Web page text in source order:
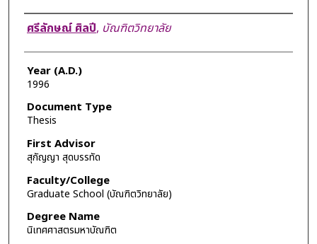
Author
ศรีลักษณ์ ศิลปี, บัณฑิตวิทยาลัย
Year (A.D.)
1996
Document Type
Thesis
First Advisor
สุกัญญา สุดบรรทัด
Faculty/College
Graduate School (บัณฑิตวิทยาลัย)
Degree Name
นิเทศศาสตรมหาบัณฑิต